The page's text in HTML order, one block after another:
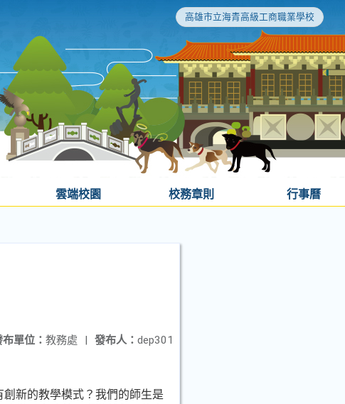
高雄市立海青高級工商職業學校
雲端校園 校務章則 行事曆
發布人： dep301
布單位： 教務處 |
新的教學模式？我們的師生是